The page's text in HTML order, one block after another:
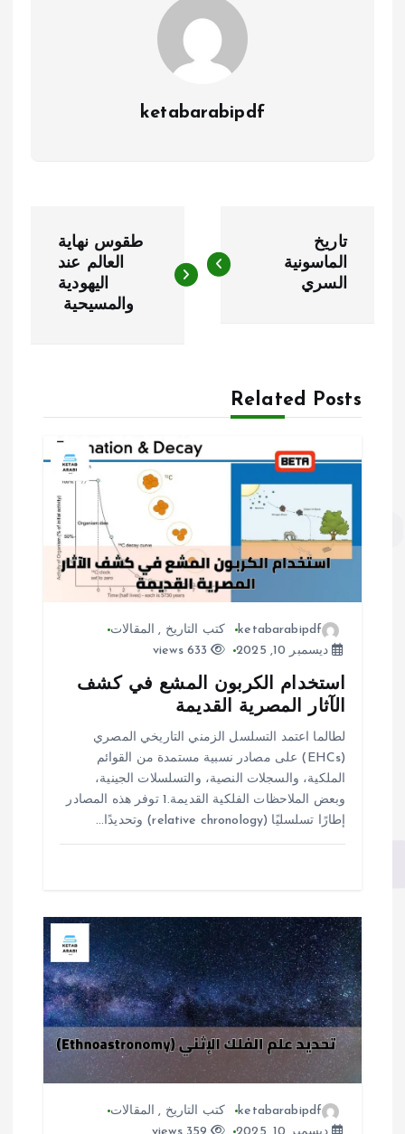
ketabarabipdf
تاريخ
الماسونية
السري
طقوس نهاية
العالم عند
اليهودية
والمسيحية
Related Posts
ketabarabipdf كتب التاريخ , المقالات
ديسمبر 10, 2025
633 views
استخدام الكربون المشع في كشف
الآثار المصرية القديمة
لطالما اعتمد التسلسل الزمني التاريخي المصري
(EHCs) على مصادر نسبية مستمدة من القوائم
الملكية، والسجلات النصية، والتسلسلات الجينية،
وبعض الملاحظات الفلكية القديمة.1 توفر هذه المصادر
إطارًا تسلسليًا (relative chronology) وتحديدًا…
ketabarabipdf كتب التاريخ , المقالات